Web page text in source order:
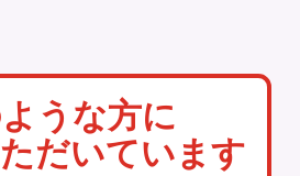
うな方に
だいています